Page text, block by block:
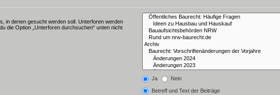
in denen gesucht werden soll. Unterforen werden
die Option „Unterforen durchsuchen“ unten nicht
Ja Nein
Betreff und Text der Beiträge